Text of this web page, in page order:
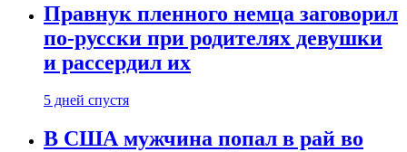
Правнук пленного немца заговорил
по-русски при родителях девушки
и рассердил их
5 дней спустя
В США мужчина попал в рай во